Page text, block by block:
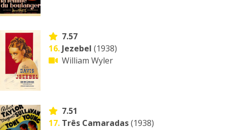
7.57
16. Jezebel (1938)
William Wyler
7.51
17. Três Camaradas(1938)